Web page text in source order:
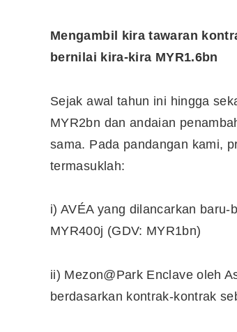
Mengambil kira tawaran
bernilai kira-kira MYR1.6bn
Sejak awal tahun ini hingga
MYR2bn dan andaian
sama. Pada pandangan kami,
termasuklah:
i) AVÉA yang dilancarkan
MYR400j (GDV: MYR1bn)
ii) Mezon@Park Enclave oleh
berdasarkan kontrak-kontrak